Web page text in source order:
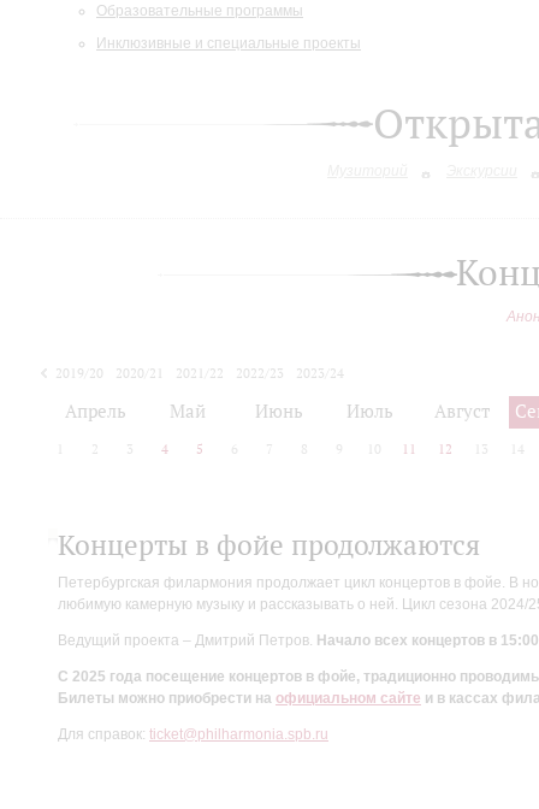
Образовательные программы
Инклюзивные и специальные проекты
2019/20 2020/21 2021/22 2022/23
2023/24
Апрель Май Июнь Июль Август
2 3 4 5 6 7 8 9 10 11 12 13 14
Концерты в фойе продолжаются
Петербургская филармония продолжает цикл концертов в фойе. В
любимую камерную музыку и рассказывать о ней. Цикл сезона
Ведущий проекта – Дмитрий Петров. Начало всех концертов в
С 2025 года посещение концертов в фойе, традиционно
Билеты можно приобрести на официальном сайте и в кассах
Для справок: ticket@philharmonia.spb.ru